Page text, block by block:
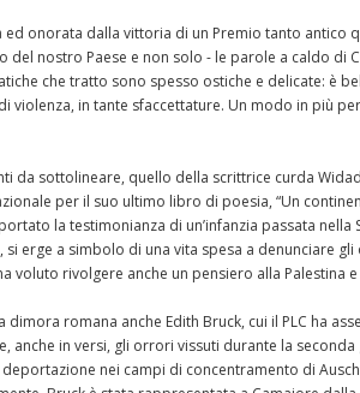
ed onorata dalla vittoria di un Premio tanto antico
del nostro Paese e non solo - le parole a caldo di
che tratto sono spesso ostiche e delicate: è
violenza, in tante sfaccettature. Un modo in più
da sottolineare, quello della scrittrice curda
per il suo ultimo libro di poesia, “Un
la testimonianza di un’infanzia passata nella
si erge a simbolo di una vita spesa a denunciare
voluto rivolgere anche un pensiero alla Palestina e
dimora romana anche Edith Bruck, cui il PLC ha
anche in versi, gli orrori vissuti durante la
nei campi di concentramento di